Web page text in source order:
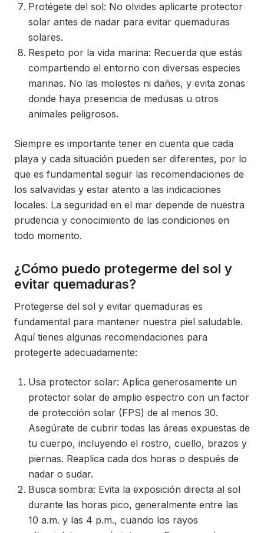
Protégete del sol: No olvides aplicarte protector
solar antes de nadar para evitar quemaduras
solares.
Respeto por la vida marina: Recuerda que estás
compartiendo el entorno con diversas especies
marinas. No las molestes ni dañes, y evita zonas
donde haya presencia de medusas u otros
animales peligrosos.
Siempre es importante tener en cuenta que cada
playa y cada situación pueden ser diferentes, por lo
que es fundamental seguir las recomendaciones de
los salvavidas y estar atento a las indicaciones
locales. La seguridad en el mar depende de nuestra
prudencia y conocimiento de las condiciones en
todo momento.
¿Cómo puedo protegerme del sol y
evitar quemaduras?
Protegerse del sol y evitar quemaduras es
fundamental para mantener nuestra piel saludable.
Aquí tienes algunas recomendaciones para
protegerte adecuadamente:
Usa protector solar: Aplica generosamente un
protector solar de amplio espectro con un factor
de protección solar (FPS) de al menos 30.
Asegúrate de cubrir todas las áreas expuestas de
tu cuerpo, incluyendo el rostro, cuello, brazos y
piernas. Reaplica cada dos horas o después de
nadar o sudar.
Busca sombra: Evita la exposición directa al sol
durante las horas pico, generalmente entre las
10 a.m. y las 4 p.m., cuando los rayos